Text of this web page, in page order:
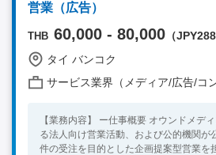
営業（広告）
THB 60,000 - 80,000 （
タイ バンコク
サービス業界（メディア/広告/コンサルタント/教
【業務内容】 ー仕事概要 オウンドメデ
る法人向け営業活動、および公的機関が
件の受注を目的とした企画提案型営業を